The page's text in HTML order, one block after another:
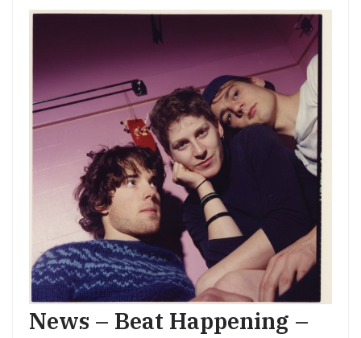
News – Beat Happening –